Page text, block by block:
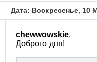
Дата: Воскресенье, 10
chewwowskie,
Доброго дня!